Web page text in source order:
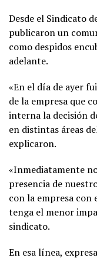
Desde el Sindicato
publicaron un
como despidos
adelante.
«En el día de ayer
de la empresa que
interna la decisión
en distintas áreas
explicaron.
«Inmediatamente
presencia de
con la empresa con
tenga el menor
sindicato.
En esa línea,